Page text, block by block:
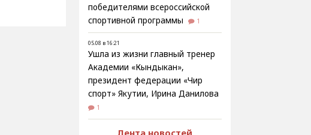
победителями всероссийской
спортивной программы
1
05.08 в 16:21
Ушла из жизни главный тренер
Академии «Кындыкан»,
президент федерации «Чир
спорт» Якутии, Ирина Данилова
1
Лента новостей